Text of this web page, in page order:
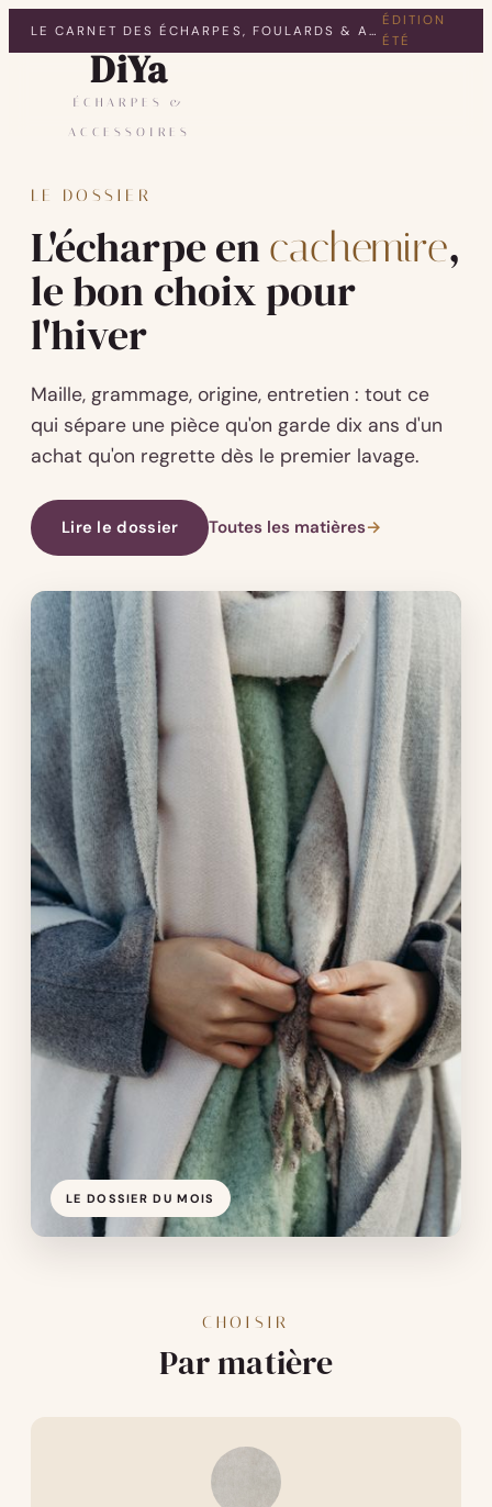
LE CARNET DES ÉCHARPES, FOULARDS & ACCESSOIRES
ÉDITION
ÉTÉ
DiYa
ÉCHARPES &
ACCESSOIRES
LE DOSSIER
L'écharpe en cachemire,
le bon choix pour
l'hiver
Maille, grammage, origine, entretien : tout ce
qui sépare une pièce qu'on garde dix ans d'un
achat qu'on regrette dès le premier lavage.
Lire le dossier Toutes les matières→
LE DOSSIER DU MOIS
CHOISIR
Par matière